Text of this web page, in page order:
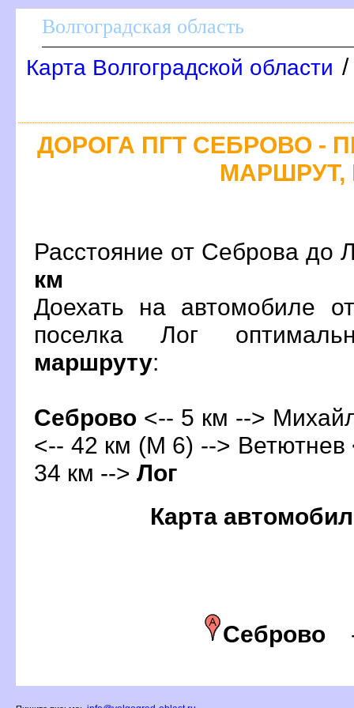
олгоградская область
Карта Волгоградской области /
ДОРОГА ПГТ СЕБРОВО -
МАРШРУТ,
Расстояние от Себрова до
км
Доехать на автомобиле
поселка Лог
маршруту:
Себрово <-- 5 км -->
<-- 42 км (М 6) -->
34 км --> Ло
Карта
Себрово